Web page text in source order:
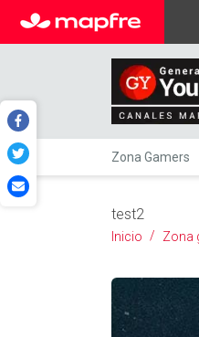
Zona Gamers
test2
Inicio Zona